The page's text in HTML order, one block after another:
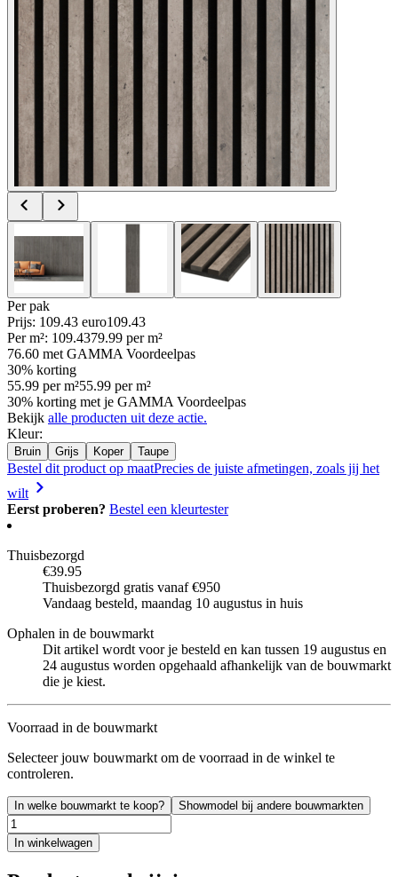
Per pak
Prijs: 109.43 euro109.43
Per m²: 109.4379.99 per m²
76.60 met GAMMA Voordeelpas
30% korting
55.99 per m²55.99 per m²
30% korting met je GAMMA Voordeelpas
Bekijk alle producten uit deze actie.
Kleur:
Bruin Grijs Koper Taupe
Bestel dit product op maatPrecies de juiste afmetingen, zoals jij het
wilt
Eerst proberen? Bestel een kleurtester
Thuisbezorgd
€39.95
Thuisbezorgd gratis vanaf €950
Vandaag besteld, maandag 10 augustus in huis
Ophalen in de bouwmarkt
Dit artikel wordt voor je besteld en kan tussen 19 augustus en
24 augustus worden opgehaald afhankelijk van de bouwmarkt
die je kiest.
Voorraad in de bouwmarkt
Selecteer jouw bouwmarkt om de voorraad in de winkel te
controleren.
In welke bouwmarkt te koop? Showmodel bij andere bouwmarkten
In winkelwagen